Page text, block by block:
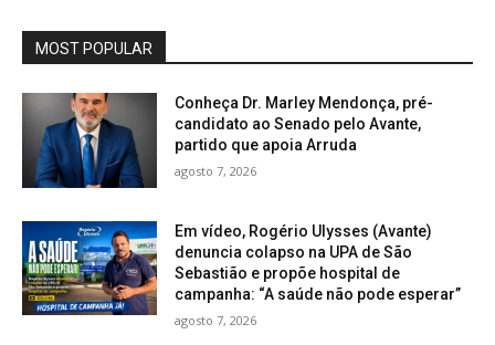
MOST POPULAR
Conheça Dr. Marley Mendonça, pré-
candidato ao Senado pelo Avante,
partido que apoia Arruda
agosto 7, 2026
Em vídeo, Rogério Ulysses (Avante)
denuncia colapso na UPA de São
Sebastião e propõe hospital de
campanha: “A saúde não pode esperar”
agosto 7, 2026